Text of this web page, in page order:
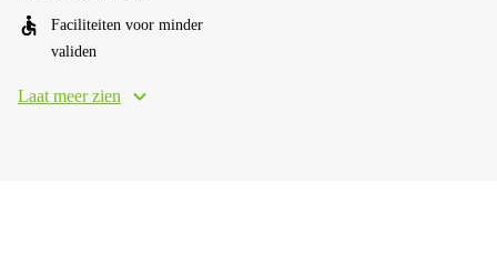
Faciliteiten voor minder
validen
Laat meer zien